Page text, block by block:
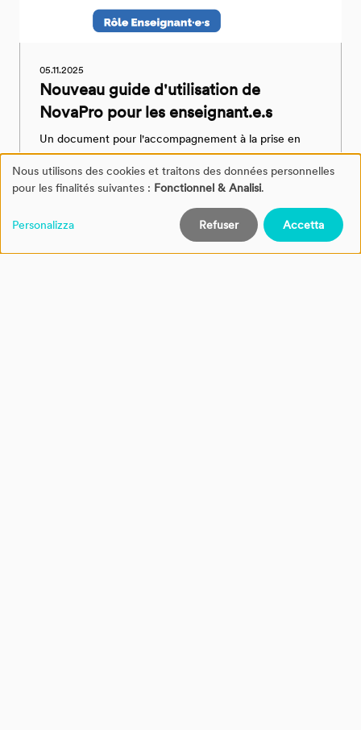
05.11.2025
Nouveau guide d'utilisation de
NovaPro pour les enseignant.e.s
Un document pour l'accompagnement à la prise en
main de NovaPro par les enseignent·e·s.
ENP
Gestion
des
Nous utilisons des cookies et traitons des données personnelles
pour les finalités suivantes : Fonctionnel & Analisi.
Personalizza Refuser Accetta